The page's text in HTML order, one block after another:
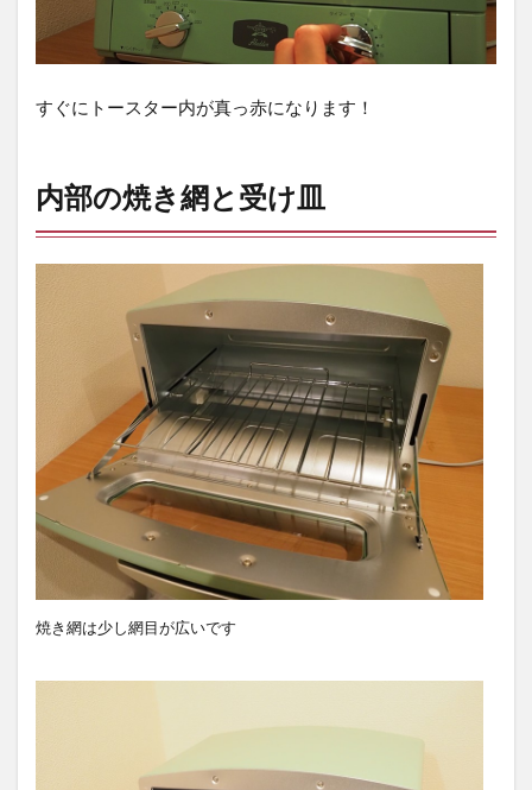
すぐにトースター内が真っ赤になります！
内部の焼き網と受け皿
焼き網は少し網目が広いです